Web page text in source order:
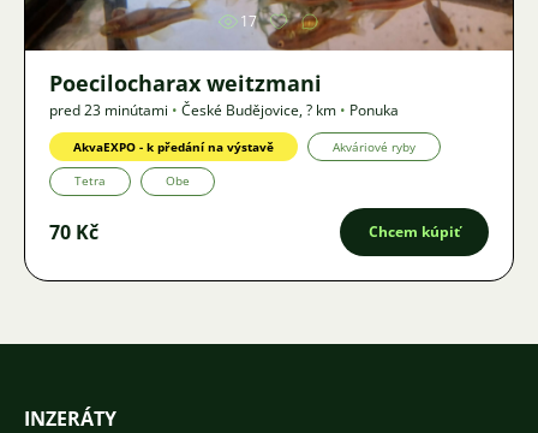
17
Poecilocharax weitzmani
pred 23 minútami • České Budějovice,? km • Ponuka
AkvaEXPO - k předání na výstavě Akváriové ryby
Tetra Obe
70 Kč Chcem kúpiť
INZERÁTY